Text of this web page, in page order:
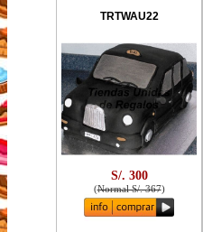
TRTWAU22
S/. 300
(Normal S/. 367)